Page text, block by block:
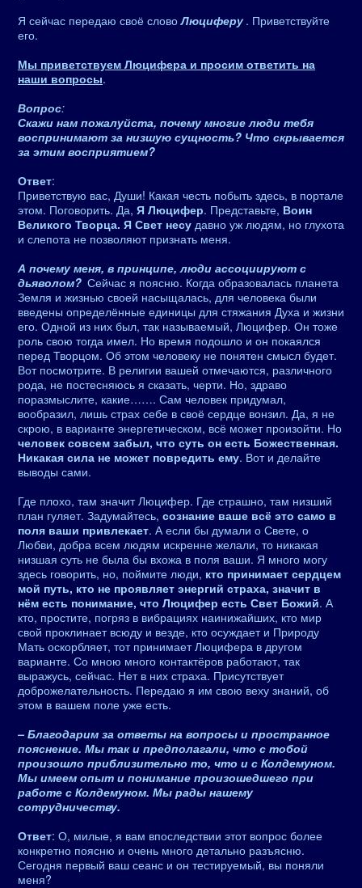
Я сейчас передаю своё словоЛюциферу . Приветствуйте
его.
Мы приветствуем Люцифера и просим ответить на
наши вопросы.
Вопрос:
Скажи нам пожалуйста, почему многие люди тебя
воспринимают за низшую сущность? Что скрывается
за этим восприятием?
Ответ:
Приветствую вас, Души! Какая честь побыть здесь, в портале
этом. Поговорить. Да, Я Люцифер. Представьте, Воин
Великого Творца. Я Свет несу давно уж людям, но глухота
и слепота не позволяют признать меня.
А почему меня, в принципе, люди ассоциируют с
дьяволом? Сейчас я поясню. Когда образовалась планета
Земля и жизнью своей насыщалась, для человека были
введены определённые единицы для стяжания Духа и жизни
его. Одной из них был, так называемый, Люцифер. Он тоже
роль свою тогда имел. Но время подошло и он покаялся
перед Творцом. Об этом человеку не понятен смысл будет.
Вот посмотрите. В религии вашей отмечаются, различного
рода, не постесняюсь я сказать, черти. Но, здраво
поразмыслите, какие……. Сам человек придумал,
вообразил, лишь страх себе в своё сердце вонзил. Да, я не
скрою, в варианте энергетическом, всё может произойти. Но
человек совсем забыл, что суть он есть Божественная.
Никакая сила не может повредить ему. Вот и делайте
выводы сами.
Где плохо, там значит Люцифер. Где страшно, там низший
план гуляет. Задумайтесь, сознание ваше всё это само в
поля ваши привлекает. А если бы думали о Свете, о
Любви, добра всем людям искренне желали, то никакая
низшая суть не была бы вхожа в поля ваши. Я много могу
здесь говорить, но, поймите люди, кто принимает сердцем
мой путь, кто не проявляет энергий страха, значит в
нём есть понимание, что Люцифер есть Свет Божий. А
кто, простите, погряз в вибрациях наинижайших, кто мир
свой проклинает всюду и везде, кто осуждает и Природу
Мать оскорбляет, тот принимает Люцифера в другом
варианте. Со мною много контактёров работают, так
выражусь, сейчас. Нет в них страха. Присутствует
доброжелательность. Передаю я им свою веху знаний, об
этом в вашем поле уже есть.
– Благодарим за ответы на вопросы и пространное
пояснение. Мы так и предполагали, что с тобой
произошло приблизительно то, что и с Колдемуном.
Мы имеем опыт и понимание произошедшего при
работе с Колдемуном. Мы рады нашему
сотрудничеству.
Ответ: О, милые, я вам впоследствии этот вопрос более
конкретно поясню и очень много детально разъясню.
Сегодня первый ваш сеанс и он тестируемый, вы поняли
меня?